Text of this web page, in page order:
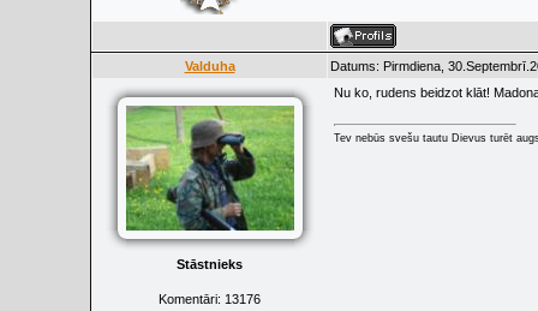
Valduha Datums: Pirmdiena,
Stāstnieks
Komentāri: 13176
Nu ko, rudens beidzot klāt!
Tev nebūs svešu tautu Dievus turēt